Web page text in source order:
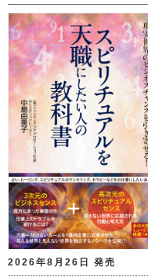
2026年8月26日 発売